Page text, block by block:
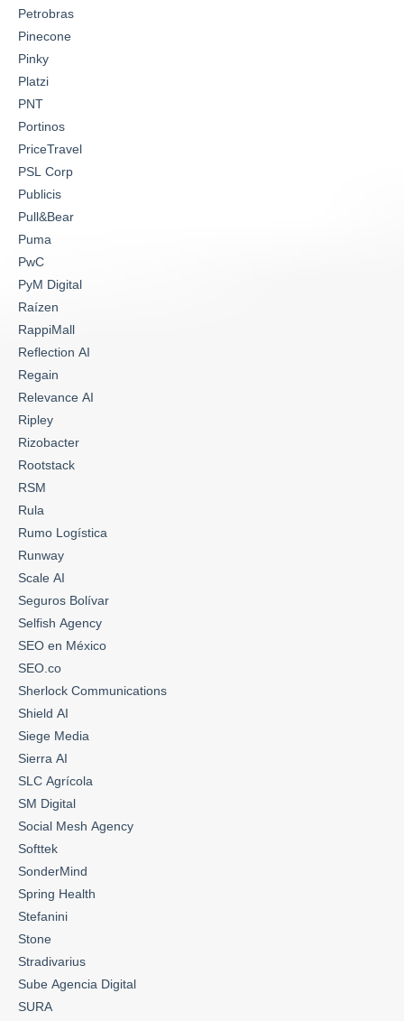
Petrobras
Pinecone
Pinky
Platzi
PNT
Portinos
PriceTravel
PSL Corp
Publicis
Pull&Bear
Puma
PwC
PyM Digital
Raízen
RappiMall
Reflection AI
Regain
Relevance AI
Ripley
Rizobacter
Rootstack
RSM
Rula
Rumo Logística
Runway
Scale AI
Seguros Bolívar
Selfish Agency
SEO en México
SEO.co
Sherlock Communications
Shield AI
Siege Media
Sierra AI
SLC Agrícola
SM Digital
Social Mesh Agency
Softtek
SonderMind
Spring Health
Stefanini
Stone
Stradivarius
Sube Agencia Digital
SURA